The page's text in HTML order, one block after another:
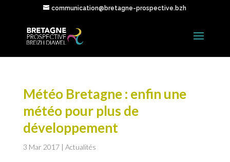
communication@bretagne-prospective.bzh
Météo Bretagne : enfin une
météo pour plus de
développement
3 Mar 2017| Actualités